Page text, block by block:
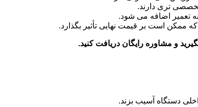
تری دارند.
تعمیر اضافه می شود.
ممکن است بر قیمت نهایی تأثیر بگذارد.
و مشاوره رایگان دریافت کنید.
دستگاه آسیب بزند.